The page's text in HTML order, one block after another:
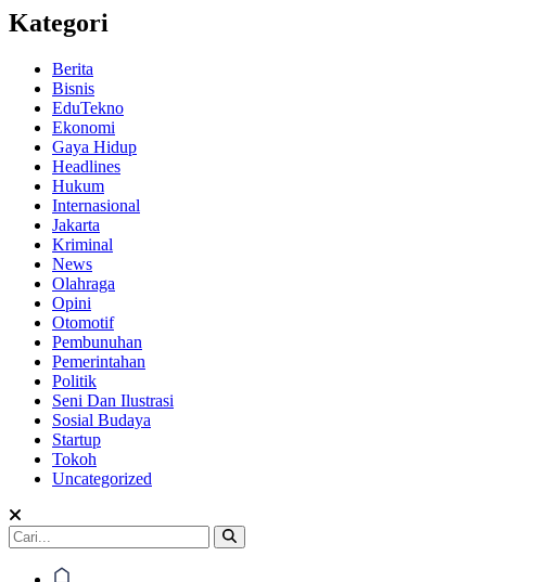
Kategori
Berita
Bisnis
EduTekno
Ekonomi
Gaya Hidup
Headlines
Hukum
Internasional
Jakarta
Kriminal
News
Olahraga
Opini
Otomotif
Pembunuhan
Pemerintahan
Politik
Seni Dan Ilustrasi
Sosial Budaya
Startup
Tokoh
Uncategorized